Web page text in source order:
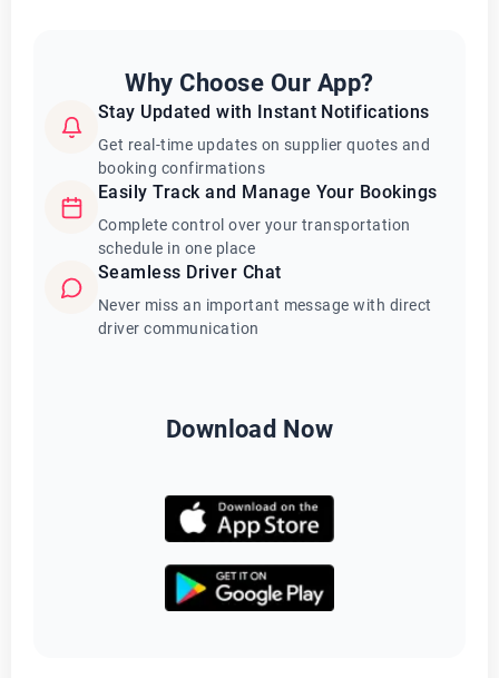
Why Choose Our App?
Stay Updated with Instant Notifications
Get real-time updates on supplier quotes and
booking confirmations
Easily Track and Manage Your Bookings
Complete control over your transportation
schedule in one place
Seamless Driver Chat
Never miss an important message with direct
driver communication
Download Now